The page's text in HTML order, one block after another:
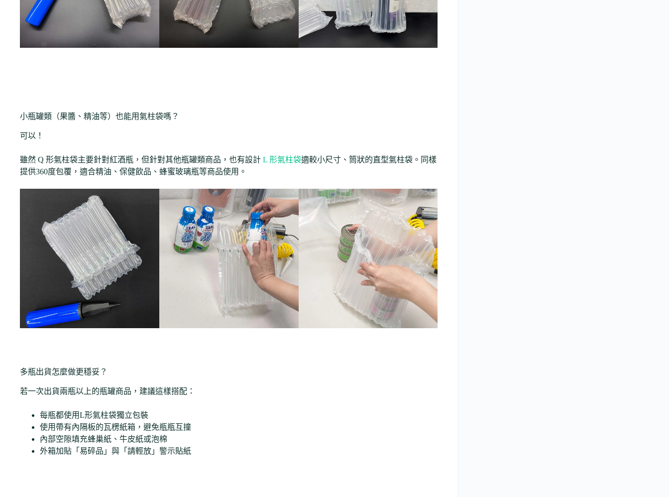
小瓶罐類（果醬、精油等）也能用氣柱袋嗎？
可以！
雖然 Q 形氣柱袋主要針對紅酒瓶，但針對其他瓶罐類商品，也有設計 L 形氣柱袋適較小尺寸、筒狀的直型氣柱袋。同樣
提供360度包覆，適合精油、保健飲品、蜂蜜玻璃瓶等商品使用。
多瓶出貨怎麼做更穩妥？
若一次出貨兩瓶以上的瓶罐商品，建議這樣搭配：
每瓶都使用L形氣柱袋獨立包裝
使用帶有內隔板的瓦楞紙箱，避免瓶瓶互撞
內部空隙填充蜂巢紙、牛皮紙或泡棉
外箱加貼「易碎品」與「請輕放」警示貼紙